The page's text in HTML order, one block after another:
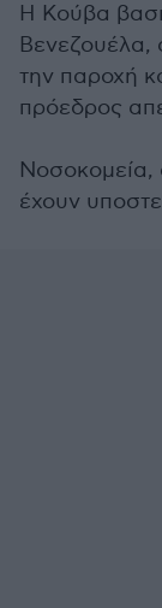
Η Κούβα
Βενεζουέλα,
την παροχή
πρόεδρος
Νοσοκομεία,
έχουν